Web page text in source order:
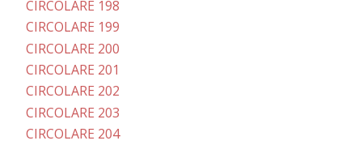
CIRCOLARE 198
CIRCOLARE 199
CIRCOLARE 200
CIRCOLARE 201
CIRCOLARE 202
CIRCOLARE 203
CIRCOLARE 204